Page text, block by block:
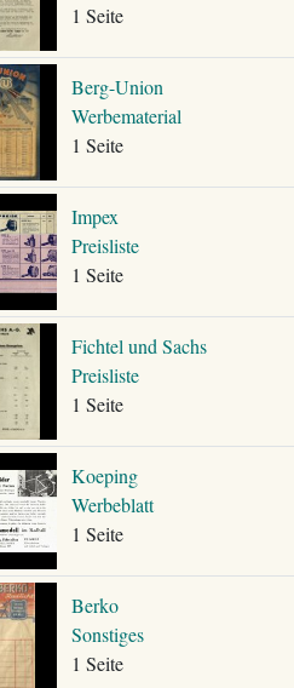
1 Seite
Berg-Union
Werbematerial
1 Seite
Impex
Preisliste
1 Seite
Fichtel und Sachs
Preisliste
1 Seite
Koeping
Werbeblatt
1 Seite
Berko
Sonstiges
1 Seite